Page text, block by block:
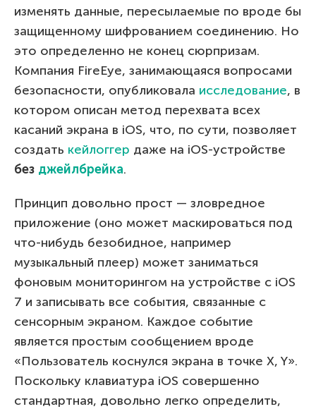
изменять данные, пересылаемые по вроде бы
защищенному шифрованием соединению. Но
это определенно не конец сюрпризам.
Компания FireEye, занимающаяся вопросами
безопасности, опубликовала исследование, в
котором описан метод перехвата всех
касаний экрана в iOS, что, по сути, позволяет
создать кейлоггер даже на iOS-устройстве
без джейлбрейка.
Принцип довольно прост — зловредное
приложение (оно может маскироваться под
что-нибудь безобидное, например
музыкальный плеер) может заниматься
фоновым мониторингом на устройстве с iOS
7 и записывать все события, связанные с
сенсорным экраном. Каждое событие
является простым сообщением вроде
«Пользователь коснулся экрана в точке X, Y».
Поскольку клавиатура iOS совершенно
стандартная, довольно легко определить,